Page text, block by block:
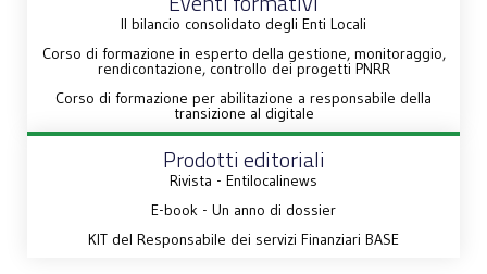
Il bilancio consolidato degli Enti Locali
Corso di formazione in esperto della gestione, monitoraggio,
rendicontazione, controllo dei progetti PNRR
Corso di formazione per abilitazione a responsabile della
transizione al digitale
Prodotti editoriali
Rivista - Entilocalinews
E-book - Un anno di dossier
KIT del Responsabile dei servizi Finanziari BASE